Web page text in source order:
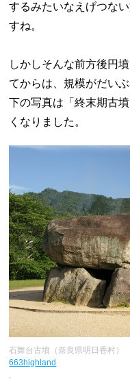
するみたいなえげつな
すね。
しかしそんな前方後円
てからは、規模がだい
下の写真は「終末期古
くなりました。
石舞台古墳（奈良県明日香村）
663highland
,